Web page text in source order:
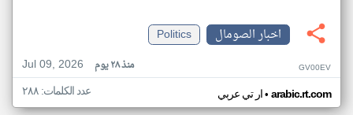
اخبار الصومال
Politics
Jul 09, 2026
منذ ٢٨ يوم GV00EV
ار تي عربي• arabic.rt.com عدد الكلمات: ٢٨٨